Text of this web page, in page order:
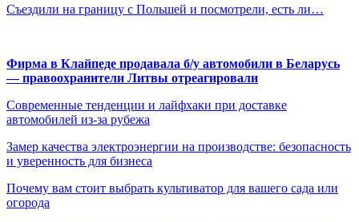
Съездили на границу с Польшей и посмотрели, есть ли…
Фирма в Клайпеде продавала б/у автомобили в Беларусь
— правоохранители Литвы отреагировали
Современные тенденции и лайфхаки при доставке
автомобилей из-за рубежа
Замер качества электроэнергии на производстве: безопасность
и уверенность для бизнеса
Почему вам стоит выбрать культиватор для вашего сада или
огорода